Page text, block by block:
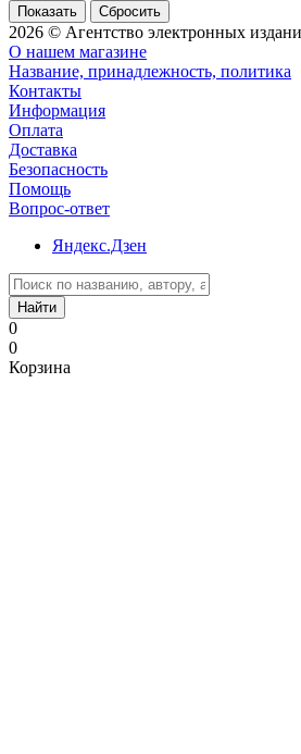
Сбросить
2026 © Агентство электронных
О нашем магазине
Название, принадлежность, политика
Контакты
Информация
Оплата
Доставка
Безопасность
Помощь
Вопрос-ответ
Яндекс.Дзен
Найти
0
0
Корзина